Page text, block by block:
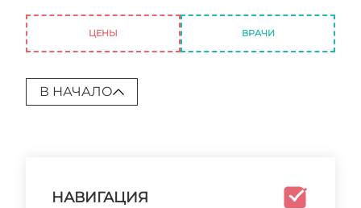
ЦЕНЫ ВРАЧИ
В НАЧАЛО
НАВИГАЦИЯ